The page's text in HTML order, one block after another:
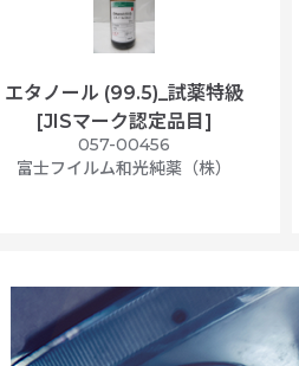
エタノール (99.5)_試薬特級
[JISマーク認定品目]
057-00456
富士フイルム和光純薬（株）